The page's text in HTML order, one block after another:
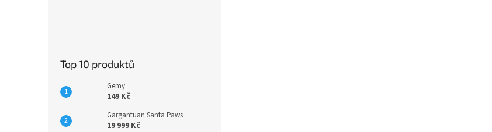
Top 10 produktů
Gemy
149 Kč
Gargantuan Santa Paws
19 999 Kč